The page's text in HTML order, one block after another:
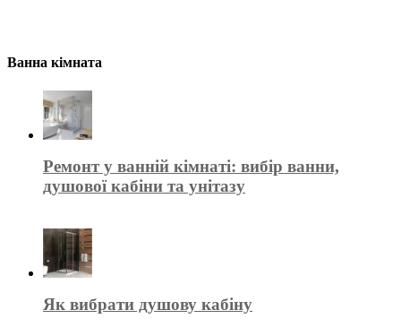
Ванна кімната
Ремонт у ванній кімнаті: вибір ванни,
душової кабіни та унітазу
Як вибрати душову кабіну